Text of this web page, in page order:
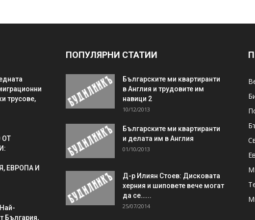
трусове,
ОТ
ЕВРОПА И
България,
ПОПУЛЯРНИ СТАТИИ
Българските ми квартиранти
в Англия и трудовите им
навици 2
10/12/2013
Българските ми квартиранти
и делата им в Англия
01/10/2013
Д-р Илиян Стоев: Дисковата
херния и шиповете вече могат
да се…...
25/07/2014